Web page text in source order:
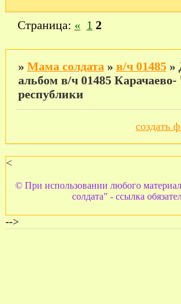
Страница: « 1 2
» Мама солдата » в/ч 01485 »
альбом в/ч 01485 Карачаево-
республики
создать
<
© При использовании любого
солдата" - ссылка
-->